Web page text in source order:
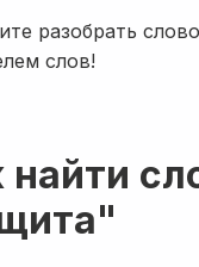
разобрать
слов!
найти